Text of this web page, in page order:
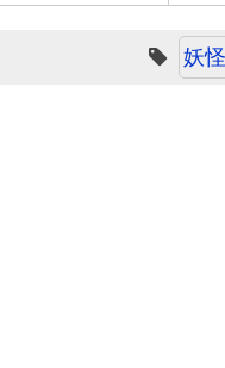
妖